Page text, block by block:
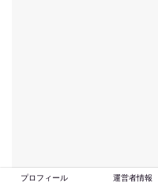
プロフィール 運営者情報